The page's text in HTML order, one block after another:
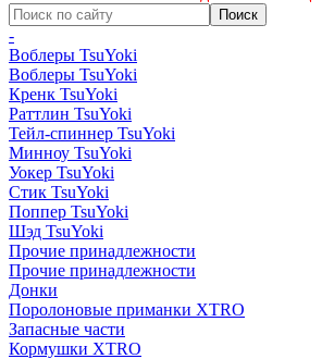
-
Воблеры TsuYoki
Воблеры TsuYoki
Кренк TsuYoki
Раттлин TsuYoki
Тейл-спиннер TsuYoki
Минноу TsuYoki
Уокер TsuYoki
Стик TsuYoki
Поппер TsuYoki
Шэд TsuYoki
Прочие принадлежности
Прочие принадлежности
Донки
Поролоновые приманки XTRO
Запасные части
Кормушки XTRO